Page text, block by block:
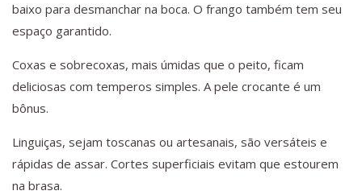
baixo para desmanchar na boca. O frango também tem seu
espaço garantido.
Coxas e sobrecoxas, mais úmidas que o peito, ficam
deliciosas com temperos simples. A pele crocante é um
bônus.
Linguiças, sejam toscanas ou artesanais, são versáteis e
rápidas de assar. Cortes superficiais evitam que estourem
na brasa.